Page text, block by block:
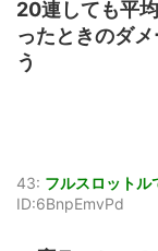
20連しても平
ったときのダ
う
43: フルスロットル
ID:6BnpEmvPd